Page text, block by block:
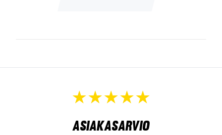
Asiakasarvio